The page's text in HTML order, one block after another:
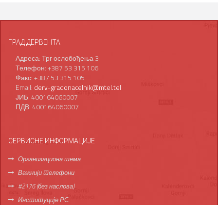
ГРАД ДЕРВЕНТА
Адреса: Трг ослобођења 3
Телефон: +387 53 315 106
Факс: +387 53 315 105
Email: derv-gradonacelnik@mtel.tel
ЈИБ: 400164060007
ПДВ: 400164060007
СЕРВИСНЕ ИНФОРМАЦИЈЕ
Организациона шема
Важнији телефони
#2176 (без наслова)
Институције РС